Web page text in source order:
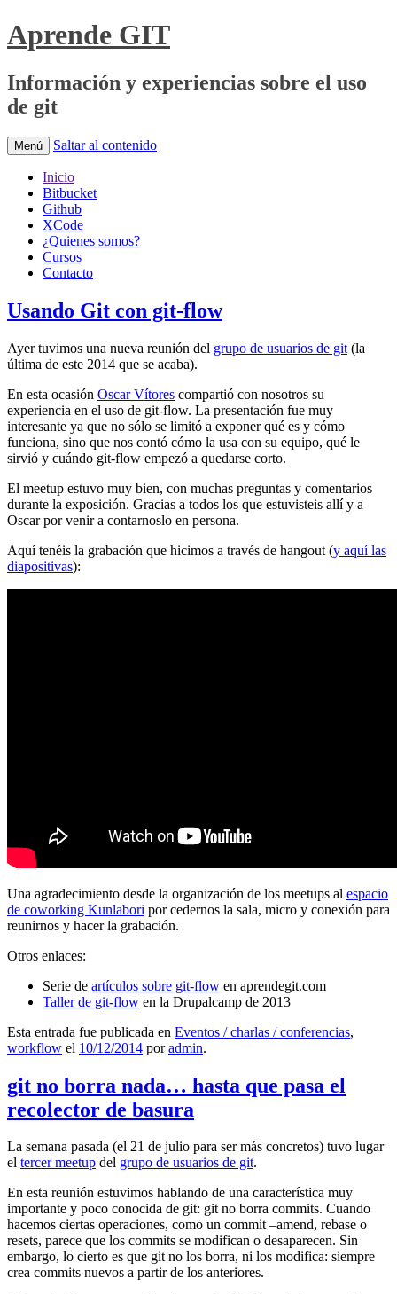
Aprende GIT
Información y experiencias sobre el uso
de git
Menú Saltar al contenido
Inicio
Bitbucket
Github
XCode
¿Quienes somos?
Cursos
Contacto
Usando Git con git-flow
Ayer tuvimos una nueva reunión del grupo de usuarios de git (la
última de este 2014 que se acaba).
En esta ocasión Oscar Vítores compartió con nosotros su
experiencia en el uso de git-flow. La presentación fue muy
interesante ya que no sólo se limitó a exponer qué es y cómo
funciona, sino que nos contó cómo la usa con su equipo, qué le
sirvió y cuándo git-flow empezó a quedarse corto.
El meetup estuvo muy bien, con muchas preguntas y comentarios
durante la exposición. Gracias a todos los que estuvisteis allí y a
Oscar por venir a contarnoslo en persona.
Aquí tenéis la grabación que hicimos a través de hangout (y aquí las
diapositivas):
Una agradecimiento desde la organización de los meetups al espacio
de coworking Kunlabori por cedernos la sala, micro y conexión para
reunirnos y hacer la grabación.
Otros enlaces:
Serie de artículos sobre git-flow en aprendegit.com
Taller de git-flow en la Drupalcamp de 2013
Esta entrada fue publicada en Eventos / charlas / conferencias,
workflow el 10/12/2014 poradmin.
git no borra nada… hasta que pasa el
recolector de basura
La semana pasada (el 21 de julio para ser más concretos) tuvo lugar
el tercer meetup del grupo de usuarios de git.
En esta reunión estuvimos hablando de una característica muy
importante y poco conocida de git: git no borra commits. Cuando
hacemos ciertas operaciones, como un commit –amend, rebase o
resets, parece que los commits se modifican o desaparecen. Sin
embargo, lo cierto es que git no los borra, ni los modifica: siempre
crea commits nuevos a partir de los anteriores.